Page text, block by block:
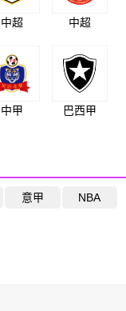
中超 中超
中甲 巴西甲
意甲 NBA